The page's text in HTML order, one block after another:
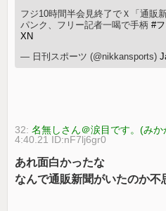
フジ10時間半会見終了でＸ「通販
パンク、フリー記者一喝で手柄#
XN
— 日刊スポーツ (@nikkansports)
32:名無しさん＠涙目です。(みか
4:40.21 ID:nF7lj6gr0
あれ面白かったな
なんで通販新聞がいたのか不